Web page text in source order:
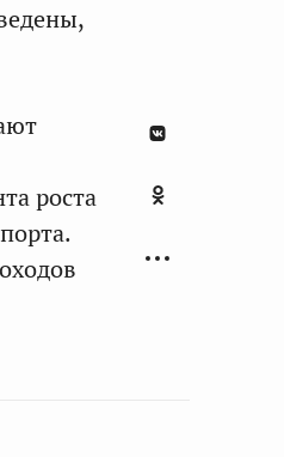
роста